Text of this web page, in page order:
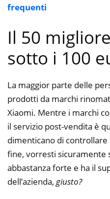
frequenti
Il 50
sotto i 100
La maggior parte delle
prodotti da marchi
Xiaomi. Mentre i marchi
il servizio post-vendita è
dimenticano di controllare
fine, vorresti sicuramente
abbastanza forte e ha il
dell’azienda, giusto?